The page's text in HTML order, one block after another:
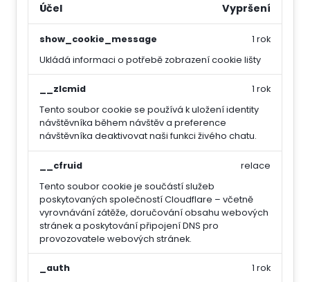
Účel Vypršení
show_cookie_message
Ukládá informaci o potřebě zobrazení cookie lišty
1 rok
__zlcmid
Tento soubor cookie se používá k uložení identity
návštěvníka během návštěv a preference
návštěvníka deaktivovat naši funkci živého chatu.
1 rok
__cfruid
Tento soubor cookie je součástí služeb
poskytovaných společností Cloudflare – včetně
vyrovnávání zátěže, doručování obsahu webových
stránek a poskytování připojení DNS pro
provozovatele webových stránek.
relace
_auth
1 rok